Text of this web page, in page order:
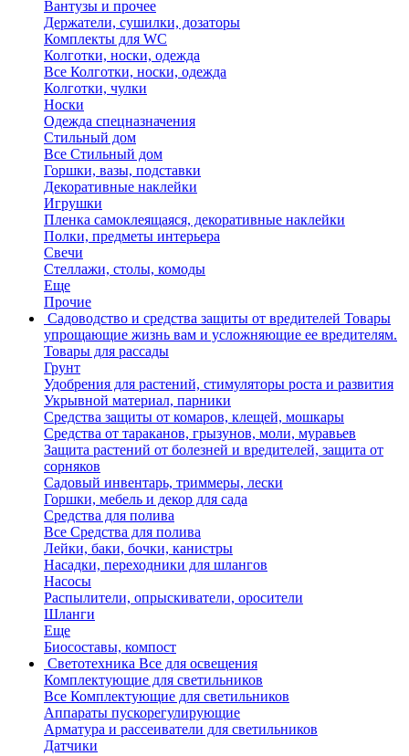
Вантузы и прочее
Держатели, сушилки, дозаторы
Комплекты для WC
Колготки, носки, одежда
Все Колготки, носки, одежда
Колготки, чулки
Носки
Одежда спецназначения
Стильный дом
Все Стильный дом
Горшки, вазы, подставки
Декоративные наклейки
Игрушки
Пленка самоклеящаяся, декоративные наклейки
Полки, предметы интерьера
Свечи
Стеллажи, столы, комоды
Еще
Прочие
Садоводство и средства защиты от вредителей Товары
упрощающие жизнь вам и усложняющие ее вредителям.
Товары для рассады
Грунт
Удобрения для растений, стимуляторы роста и развития
Укрывной материал, парники
Средства защиты от комаров, клещей, мошкары
Средства от тараканов, грызунов, моли, муравьев
Защита растений от болезней и вредителей, защита от
сорняков
Садовый инвентарь, триммеры, лески
Горшки, мебель и декор для сада
Средства для полива
Все Средства для полива
Лейки, баки, бочки, канистры
Насадки, переходники для шлангов
Насосы
Распылители, опрыскиватели, оросители
Шланги
Еще
Биосоставы, компост
Светотехника Все для освещения
Комплектующие для светильников
Все Комплектующие для светильников
Аппараты пускорегулирующие
Арматура и рассеиватели для светильников
Датчики